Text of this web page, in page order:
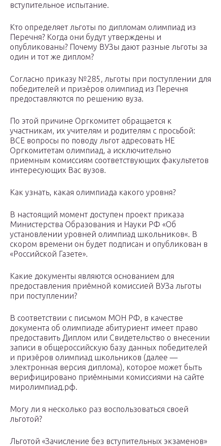
вступительное испытание.
Кто определяет льготы по дипломам олимпиад из
Перечня? Когда они будут утверждены и
опубликованы? Почему ВУЗы дают разные льготы за
один и тот же диплом?
Согласно приказу №285, льготы при поступлении для
победителей и призёров олимпиад из Перечня
предоставляются по решению вуза.
По этой причине Оргкомитет обращается к
участникам, их учителям и родителям с просьбой:
ВСЕ вопросы по поводу льгот адресовать НЕ
Оргкомитетам олимпиад, а исключительно
приемным комиссиям соответствующих факультетов
интересующих Вас вузов.
Как узнать, какая олимпиада какого уровня?
В настоящий момент доступен проект приказа
Министерства Образования и Науки РФ «Об
установлении уровней олимпиад школьников«. В
скором времени он будет подписан и опубликован в
«Российской Газете».
Какие документы являются основанием для
предоставления приёмной комиссией ВУЗа льготы
при поступлении?
В соответствии с письмом МОН РФ, в качестве
документа об олимпиаде абитуриент имеет право
предоставить Диплом или Свидетельство о внесении
записи в общероссийскую базу данных победителей
и призёров олимпиад школьников (далее —
электронная версия диплома), которое может быть
верифицировано приёмными комиссиями на сайте
миролимпиад.рф.
Могу ли я несколько раз воспользоваться своей
льготой?
Льготой «Зачисление без вступительных экзаменов»